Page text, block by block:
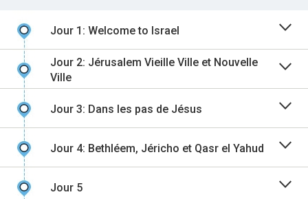
Jour 1: Welcome to Israel
Jour 2: Jérusalem Vieille Ville et Nouvelle
Ville
Jour 3: Dans les pas de Jésus
Jour 4: Bethléem, Jéricho et Qasr el Yahud
Jour 5